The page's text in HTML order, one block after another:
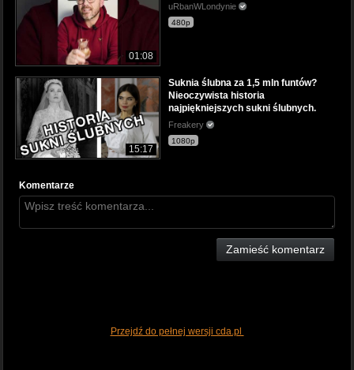
01:08
uRbanWLondynie
480p
15:17
Suknia ślubna za 1,5 mln funtów?
Nieoczywista historia
najpiękniejszych sukni ślubnych.
Freakery
1080p
Komentarze
Zamieść komentarz
Przejdź do pełnej wersji cda.pl